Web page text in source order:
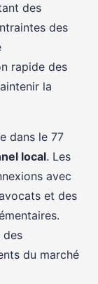
des
des
rapide des
la
dans le 77
local. Les
avec
et des
des
du marché